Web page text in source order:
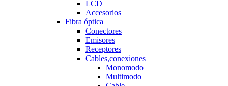
LCD
Accesorios
Fibra óptica
Conectores
Emisores
Receptores
Cables,conexiones
Monomodo
Multimodo